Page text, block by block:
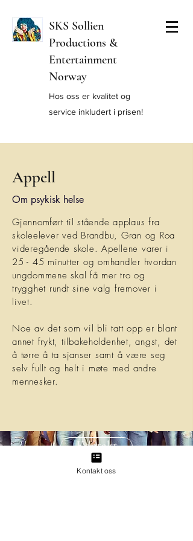
SKS Sollien
Productions &
Entertainment
Norway
Hos oss er kvalitet og
service inkludert i prisen!
Appell
Om psykisk helse
Gjennomført til stående applaus fra
skoleelever ved Brandbu, Gran og Roa
videregående skole. Apellene varer i
25 - 45 minutter og omhandler hvordan
ungdommene skal få mer tro og
trygghet rundt sine valg fremover i
livet.
Noe av det som vil bli tatt opp er blant
annet frykt, tilbakeholdenhet, angst, det
å tørre å ta sjanser samt å være seg
selv fullt og helt i møte med andre
mennesker.
Kontakt
Kontakt oss